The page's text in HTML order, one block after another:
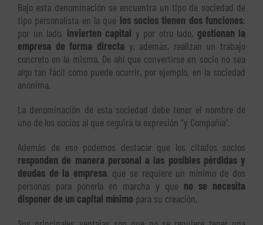
Bajo esta denominación se encuentra un tipo de sociedad de
tipo personalista en la que los socios tienen dos funciones:
por un lado, invierten capital y por otro lado, gestionan la
empresa de forma directa y, además, realizan un trabajo
concreto en la misma. De ahí que convertirse en socio no sea
algo tan fácil como puede ocurrir, por ejemplo, en la sociedad
anónima.
La denominación de esta sociedad debe tener el nombre de
uno de los socios al que seguirá la expresión “y Compañía”.
Además de eso podemos destacar que los citados socios
responden de manera personal a las posibles pérdidas y
deudas de la empresa, que se requiere un mínimo de dos
personas para ponerla en marcha y que no se necesita
disponer de un capital mínimo para su creación.